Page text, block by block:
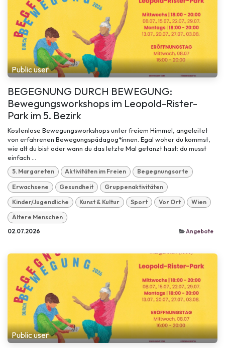
Public user
BEGEGNUNG DURCH BEWEGUNG:
Bewegungsworkshops im Leopold-Rister-
Park im 5. Bezirk
Kostenlose Bewegungsworkshops unter freiem Himmel, angeleitet
von erfahrenen Bewegungspädagog*innen. Egal woher du kommst,
wie alt du bist oder wann du das letzte Mal getanzt hast: du musst
einfach ...
5. Margareten Aktivitäten im Freien Begegnungsorte
Erwachsene Gesundheit Gruppenaktivitäten
Kinder/Jugendliche Kunst & Kultur Sport Vor Ort Wien
Ältere Menschen
02.07.2026 Angebote
Public user